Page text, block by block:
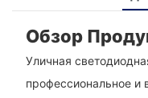
Обзор
Уличная
профессиональное и